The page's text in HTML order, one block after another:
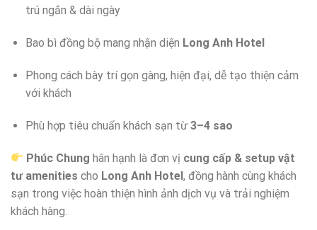
trú ngắn & dài ngày
Bao bì đồng bộ mang nhận diện Long Anh Hotel
Phong cách bày trí gọn gàng, hiện đại, dễ tạo thiện cảm
với khách
Phù hợp tiêu chuẩn khách sạn từ 3–4 sao
Phúc Chung hân hạnh là đơn vị cung cấp & setup vật
tư amenities cho Long Anh Hotel, đồng hành cùng khách
sạn trong việc hoàn thiện hình ảnh dịch vụ và trải nghiệm
khách hàng.